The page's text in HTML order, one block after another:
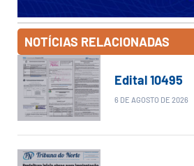
NOTÍCIAS RELACIONADAS
Edital 10495
6 DE AGOSTO DE 2026